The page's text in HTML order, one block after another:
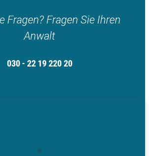
Fragen? Fragen Sie Ihren
Anwalt
030 - 22 19 220 20